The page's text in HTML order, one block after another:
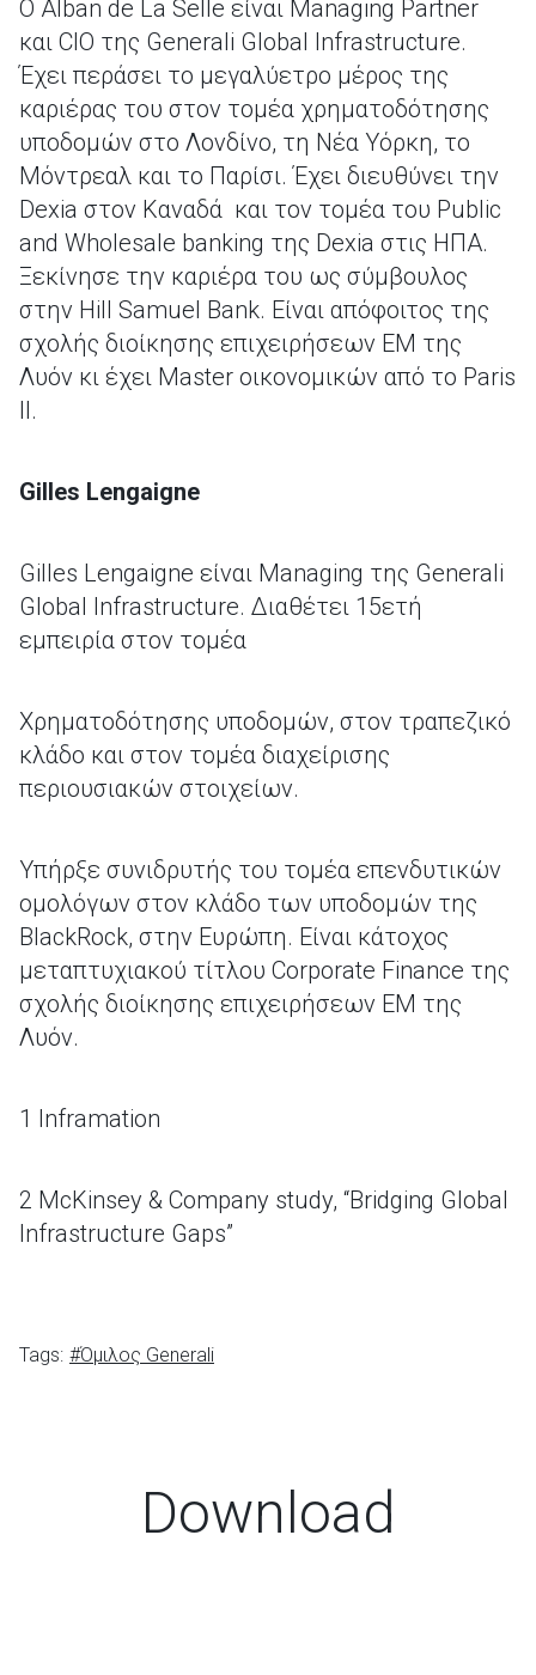
Ο Alban de La Selle είναι Managing Partner
και CΙO της Generali Global Infrastructure.
Έχει περάσει το μεγαλύετρο μέρος της
καριέρας του στον τομέα χρηματοδότησης
υποδομών στο Λονδίνο, τη Νέα Υόρκη, το
Μόντρεαλ και το Παρίσι. Έχει διευθύνει την
Dexia στον Καναδά και τον τομέα του Public
and Wholesale banking της Dexia στις ΗΠΑ.
Ξεκίνησε την καριέρα του ως σύμβουλος
στην Hill Samuel Bank. Είναι απόφοιτος της
σχολής διοίκησης επιχειρήσεων EM της
Λυόν κι έχει Master οικονομικών από το Paris
II.
Gilles Lengaigne
Gilles Lengaigne είναι Managing της Generali
Global Infrastructure. Διαθέτει 15ετή
εμπειρία στον τομέα
Χρηματοδότησης υποδομών, στον τραπεζικό
κλάδο και στον τομέα διαχείρισης
περιουσιακών στοιχείων.
Υπήρξε συνιδρυτής του τομέα επενδυτικών
ομολόγων στον κλάδο των υποδομών της
BlackRock, στην Ευρώπη. Είναι κάτοχος
μεταπτυχιακού τίτλου Corporate Finance της
σχολής διοίκησης επιχειρήσεων EM της
Λυόν.
1 Inframation
2 McKinsey & Company study, “Bridging Global
Infrastructure Gaps”
Tags: #Όμιλος Generali
Download